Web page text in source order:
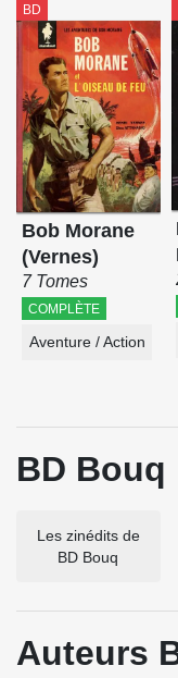
BD
Bob Morane
(Vernes)
7 Tomes
COMPLÈTE
Aventure / Action
BD
Les zinédits de
BD Bouq
Auteurs